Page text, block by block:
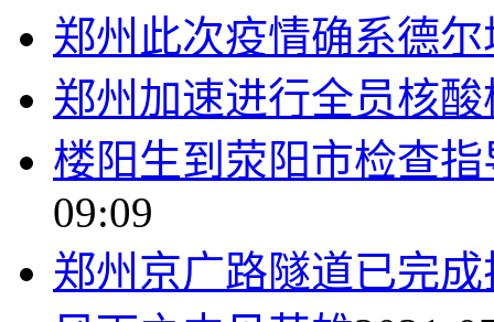
郑州此次疫情确系德
郑州加速进行全员核酸
楼阳生到荥阳市检查
09:09
郑州京广路隧道已完成